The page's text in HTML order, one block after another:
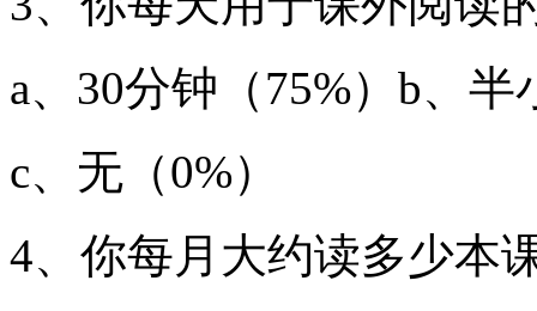
a、30分钟（75%）b、
c、无（0%）
4、你每月大约读多少本